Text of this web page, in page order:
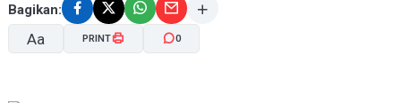
Bagikan:
Aa PRINT 0